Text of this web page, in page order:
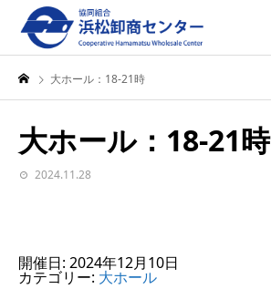
大ホール：18-21時
大ホール：18-21時
2024.11.28
開催日: 2024年12月10日
カテゴリー: 大ホール